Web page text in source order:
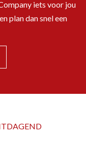
iets voor jou
plan dan snel een